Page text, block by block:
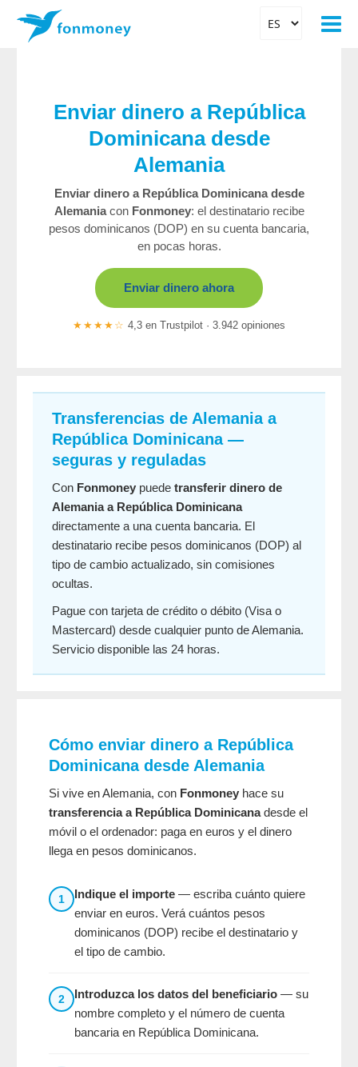
Enviar dinero a República
Dominicana desde
Alemania
Enviar dinero a República Dominicana desde
Alemaniacon Fonmoney: el destinatario recibe
pesos dominicanos (DOP) en su cuenta bancaria,
en pocas horas.
Enviar dinero ahora
★★★★☆ 4,3 en Trustpilot · 3.942 opiniones
Transferencias de Alemania a
República Dominicana —
seguras y reguladas
Con Fonmoney puede transferir dinero de
Alemania a República Dominicana
directamente a una cuenta bancaria. El
destinatario recibe pesos dominicanos (DOP) al
tipo de cambio actualizado, sin comisiones
ocultas.
Pague con tarjeta de crédito o débito (Visa o
Mastercard) desde cualquier punto de Alemania.
Servicio disponible las 24 horas.
Cómo enviar dinero a República
Dominicana desde Alemania
Si vive en Alemania, con Fonmoney hace su
transferencia a República Dominicanadesde el
móvil o el ordenador: paga en euros y el dinero
llega en pesos dominicanos.
1 Indique el importe — escriba cuánto quiere
enviar en euros. Verá cuántos pesos
dominicanos (DOP) recibe el destinatario y
el tipo de cambio.
2 Introduzca los datos del beneficiario — su
nombre completo y el número de cuenta
bancaria en República Dominicana.